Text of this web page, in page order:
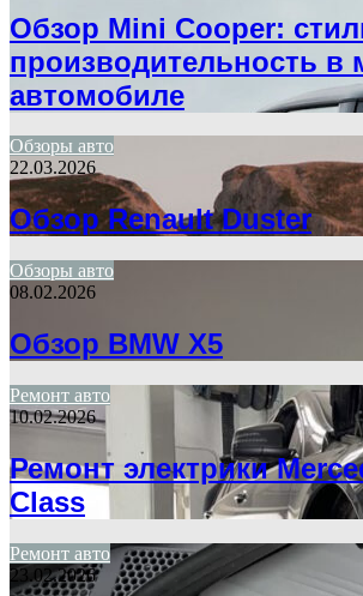
Обзор Mini Cooper:
производительность в
автомобиле
Обзоры авто
22.03.2026
Обзор Renault Duster
Обзоры авто
08.02.2026
Обзор BMW X5
Ремонт авто
10.02.2026
Ремонт электрики
Class
Ремонт авто
23.02.2026